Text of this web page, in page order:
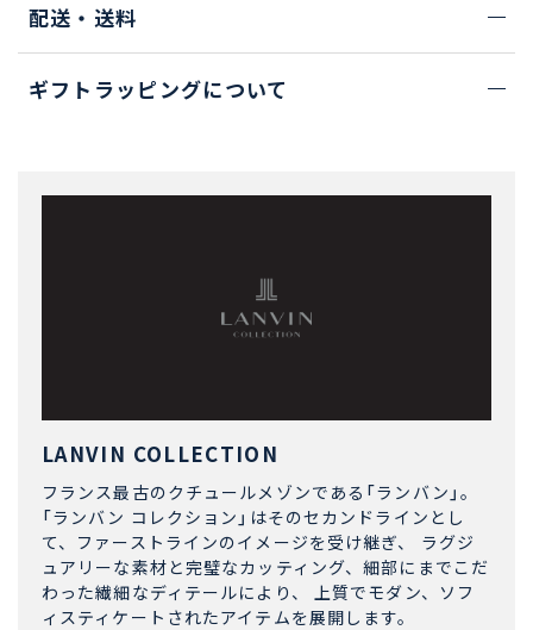
配送・送料
ギフトラッピングについて
LANVIN COLLECTION
フランス最古のクチュールメゾンである「ランバン」。
「ランバン コレクション」はそのセカンドラインとし
て、ファーストラインのイメージを受け継ぎ、 ラグジ
ュアリーな素材と完璧なカッティング、細部にまでこだ
わった繊細なディテールにより、 上質でモダン、ソフ
ィスティケートされたアイテムを展開します。